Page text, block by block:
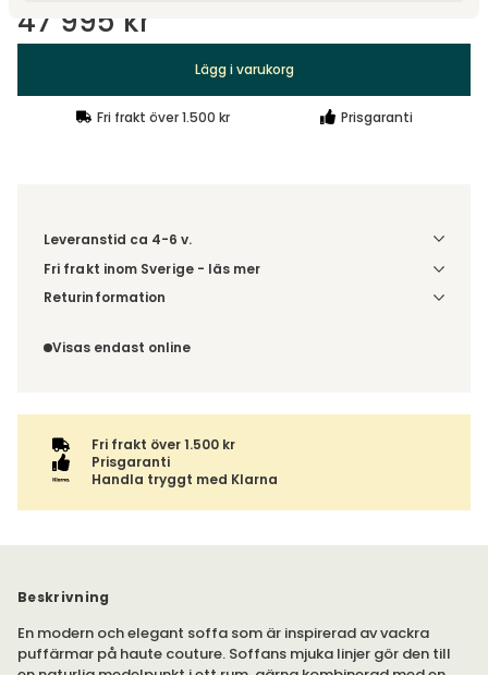
47 995 kr
Lägg i varukorg
Fri frakt över 1.500 kr Prisgaranti
Leveranstid ca 4-6 v.
Fri frakt inom Sverige - läs mer
Denna vara skickas till din port/tomtgräns. Innan leverans
ordern tillsammans.
Returinformation
inte av ångerrätten.
Visas endast online
Fri frakt över 1.500 kr
Prisgaranti
Handla tryggt med Klarna
Beskrivning
En modern och elegant soffa som är inspirerad av vackra
puffärmar på haute couture. Soffans mjuka linjer gör den till